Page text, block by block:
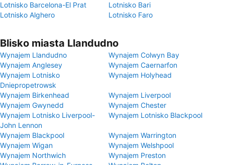
Lotnisko Barcelona-El Prat
Lotnisko Bari
Lotnisko Alghero
Lotnisko Faro
Blisko miasta Llandudno
Wynajem Llandudno
Wynajem Colwyn Bay
Wynajem Anglesey
Wynajem Caernarfon
Wynajem Lotnisko
Dniepropetrowsk
Wynajem Holyhead
Wynajem Birkenhead
Wynajem Liverpool
Wynajem Gwynedd
Wynajem Chester
Wynajem Lotnisko Liverpool-
John Lennon
Wynajem Lotnisko Blackpool
Wynajem Blackpool
Wynajem Warrington
Wynajem Wigan
Wynajem Welshpool
Wynajem Northwich
Wynajem Preston